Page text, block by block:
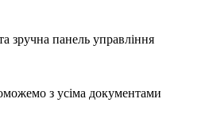
зручна панель управління
з усіма документами